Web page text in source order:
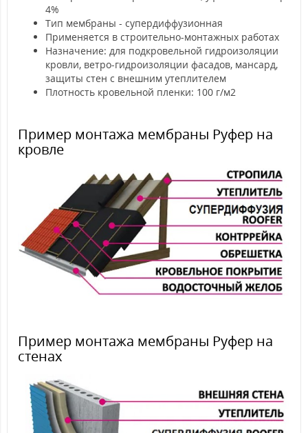
4%
Тип мембраны - супердиффузионная
Применяется в строительно-монтажных работах
Назначение: для подкровельной гидроизоляции
кровли, ветро-гидроизоляции фасадов, мансард,
защиты стен с внешним утеплителем
Плотность кровельной пленки: 100 г/м2
Пример монтажа мембраны Руфер на
кровле
Пример монтажа мембраны Руфер на
стенах